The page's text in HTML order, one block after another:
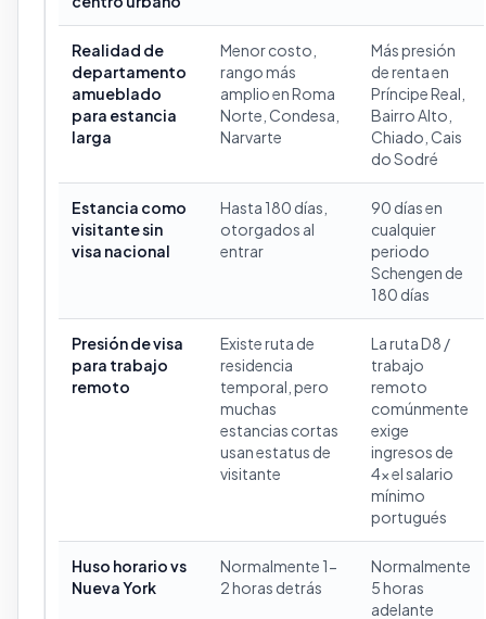
Realidad de
departamento
amueblado
para estancia
larga
Menor costo,
rango más
amplio en Roma
Norte, Condesa,
Narvarte
Más presión
de renta en
Príncipe Real,
Bairro Alto,
Chiado, Cais
do Sodré
Estancia como
visitante sin
visa nacional
Hasta 180 días,
otorgados al
entrar
90 días en
cualquier
periodo
Schengen de
180 días
Presión de visa
para trabajo
remoto
Existe ruta de
residencia
temporal, pero
muchas
estancias cortas
usan estatus de
visitante
La ruta D8 /
trabajo
remoto
comúnmente
exige
ingresos de
4x el salario
mínimo
portugués
Huso horario vs
Nueva York
Normalmente 1-
2 horas detrás
Normalmente
5 horas
adelante